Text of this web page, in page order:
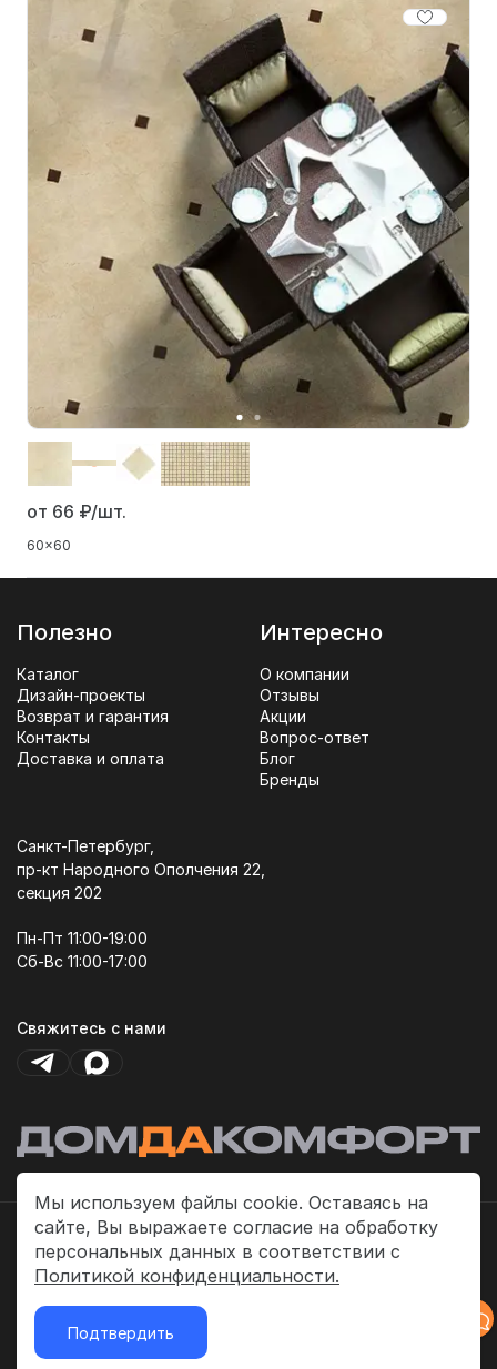
Мы используем файлы cookie. Оставаясь на
сайте, Вы выражаете согласие на обработку
персональных данных в соответствии с
Политикой конфиденциальности.
Подтвердить
от 66 ₽/шт.
60x60
Полезно
Каталог
Дизайн-проекты
Возврат и гарантия
Контакты
Доставка и оплата
Интересно
О компании
Отзывы
Акции
Вопрос-ответ
Блог
Бренды
Санкт-Петербург,
пр-кт Народного Ополчения 22,
секция 202
Пн-Пт 11:00-19:00
Сб-Вс 11:00-17:00
Свяжитесь с нами
Политика платежей
Политика конфиденциальности
2026 © «ДомДаКомфорт»